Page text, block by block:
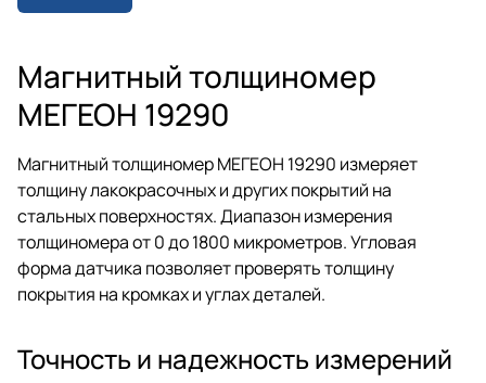
Магнитный толщиномер
МЕГЕОН 19290
Магнитный толщиномер МЕГЕОН 19290 измеряет
толщину лакокрасочных и других покрытий на
стальных поверхностях. Диапазон измерения
толщиномера от 0 до 1800 микрометров. Угловая
форма датчика позволяет проверять толщину
покрытия на кромках и углах деталей.
Точность и надежность измерений